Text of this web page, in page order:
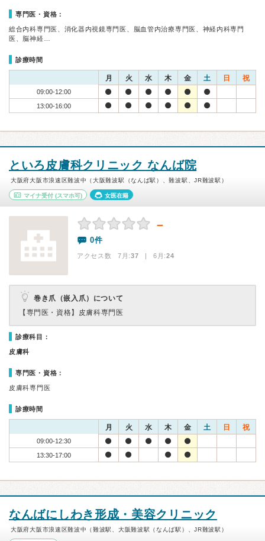
専門医・資格：
総合内科専門医、消化器内視鏡専門医、脳血管内治療専門医、神経内科専門
医、脳神経…
診療時間
月 火 水 木 金 土 日 祝
09:00-12:00
13:00-16:00
といろ皮膚科クリニック なんば院
大阪府大阪市浪速区難波中（大阪難波駅（なんば駅）、難波駅、JR難波駅）
マイナ受付 (スマホ可) 女医在籍
－
0件
アクセス数 7月:37 | 6月:24
巻き爪（嵌入爪）について
【専門医・資格】 皮膚科専門医
診療科目：
皮膚科
専門医・資格：
皮膚科専門医
診療時間
月 火 水 木 金 土 日 祝
09:00-12:30
13:30-17:00
なんばにしわき形成・美容クリニック
大阪府大阪市浪速区難波中（難波駅、大阪難波駅（なんば駅）、JR難波駅）